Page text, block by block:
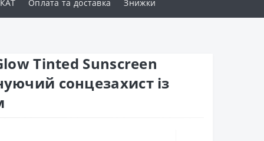
Оплата та доставка Знижки
Tinted Sunscreen
сонцезахист із